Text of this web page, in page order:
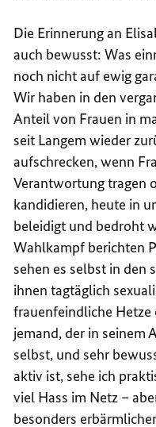
Die Erinnerung an
auch bewusst: Was
noch nicht auf ewig
Wir haben in den
Anteil von Frauen in
seit Langem wieder
aufschrecken, wenn
Verantwortung tragen
kandidieren, heute in
beleidigt und bedroht
Wahlkampf berichten
sehen es selbst in den
ihnen tagtäglich
frauenfeindliche Hetze
jemand, der in seinem
selbst, und sehr
aktiv ist, sehe ich
viel Hass im Netz –
besonders